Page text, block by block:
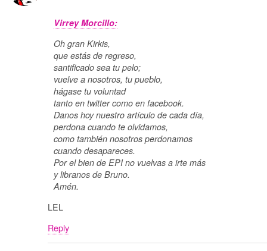
Virrey Morcillo:
Oh gran Kirkis,
que estás de regreso,
santificado sea tu pelo;
vuelve a nosotros, tu pueblo,
hágase tu voluntad
tanto en twitter como en facebook.
Danos hoy nuestro artículo de cada día,
perdona cuando te olvidamos,
como también nosotros perdonamos
cuando desapareces.
Por el bien de EPI no vuelvas a irte más
y libranos de Bruno.
Amén.
LEL
Reply